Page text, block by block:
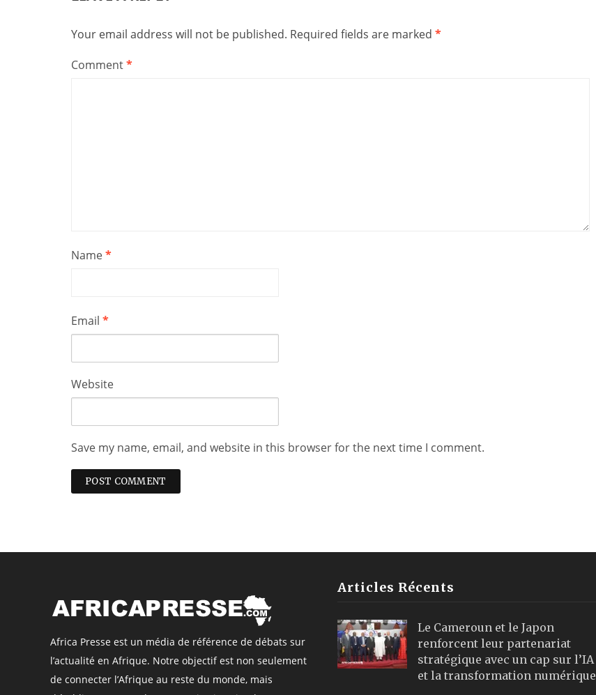
Your email address will not be published. Required fields are marked *
Comment*
Name*
Email *
Website
Save my name, email, and website in this browser for the next time I comment.
Africa Presse est un média de référence de débats sur
l’actualité en Afrique. Notre objectif est non seulement
de connecter l’Afrique au reste du monde, mais
Articles Récents
Le Cameroun et le Japon
renforcent leur partenariat
stratégique avec un cap sur l’IA
et la transformation numérique